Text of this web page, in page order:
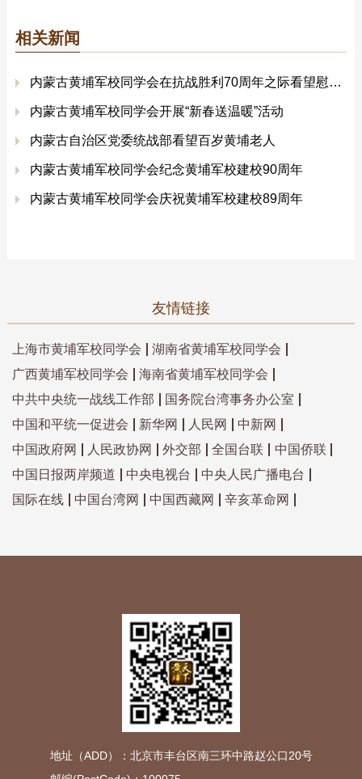
相关新闻
内蒙古黄埔军校同学会在抗战胜利70周年之际看望慰问黄埔老人
内蒙古黄埔军校同学会开展“新春送温暖”活动
内蒙古自治区党委统战部看望百岁黄埔老人
内蒙古黄埔军校同学会纪念黄埔军校建校90周年
内蒙古黄埔军校同学会庆祝黄埔军校建校89周年
友情链接
上海市黄埔军校同学会
湖南省黄埔军校同学会
广西黄埔军校同学会
海南省黄埔军校同学会
中共中央统一战线工作部
国务院台湾事务办公室
中国和平统一促进会
新华网 人民网
中新网
中国政府网
人民政协网 外交部 全国台联
中国侨联
中国日报两岸频道
中央电视台
中央人民广播电台
国际在线
中国台湾网 中国西藏网 辛亥革命网
地址（ADD）：北京市丰台区南三环中路赵公口20号